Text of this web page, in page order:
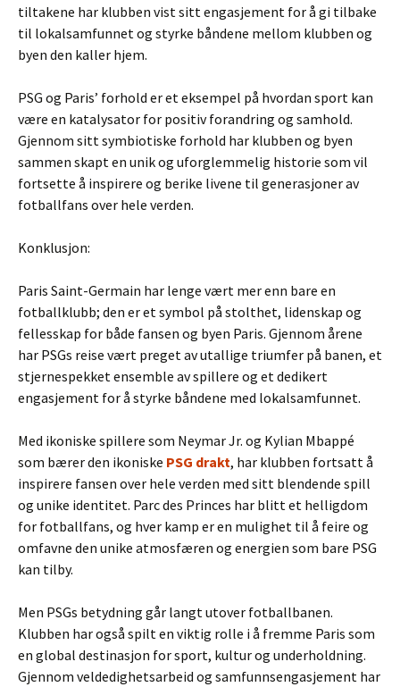
tiltakene har klubben vist sitt engasjement for å gi tilbake
til lokalsamfunnet og styrke båndene mellom klubben og
byen den kaller hjem.
PSG og Paris’ forhold er et eksempel på hvordan sport kan
være en katalysator for positiv forandring og samhold.
Gjennom sitt symbiotiske forhold har klubben og byen
sammen skapt en unik og uforglemmelig historie som vil
fortsette å inspirere og berike livene til generasjoner av
fotballfans over hele verden.
Konklusjon:
Paris Saint-Germain har lenge vært mer enn bare en
fotballklubb; den er et symbol på stolthet, lidenskap og
fellesskap for både fansen og byen Paris. Gjennom årene
har PSGs reise vært preget av utallige triumfer på banen, et
stjernespekket ensemble av spillere og et dedikert
engasjement for å styrke båndene med lokalsamfunnet.
Med ikoniske spillere som Neymar Jr. og Kylian Mbappé
som bærer den ikoniske PSG drakt, har klubben fortsatt å
inspirere fansen over hele verden med sitt blendende spill
og unike identitet. Parc des Princes har blitt et helligdom
for fotballfans, og hver kamp er en mulighet til å feire og
omfavne den unike atmosfæren og energien som bare PSG
kan tilby.
Men PSGs betydning går langt utover fotballbanen.
Klubben har også spilt en viktig rolle i å fremme Paris som
en global destinasjon for sport, kultur og underholdning.
Gjennom veldedighetsarbeid og samfunnsengasjement har